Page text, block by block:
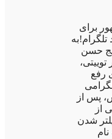
برای
حسن
رفع
پس از
از
شدن